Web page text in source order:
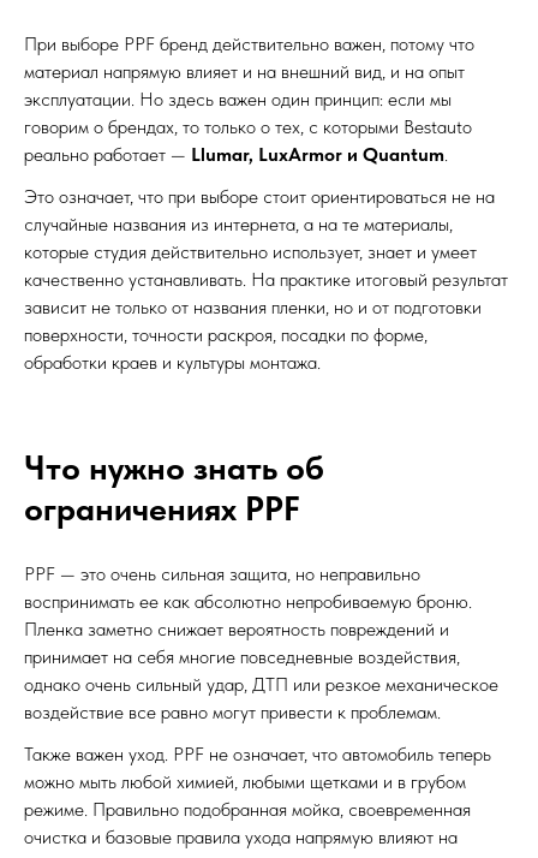
При выборе PPF бренд действительно важен, потому что
материал напрямую влияет и на внешний вид, и на опыт
эксплуатации. Но здесь важен один принцип: если мы
говорим о брендах, то только о тех, с которыми Bestauto
реально работает — Llumar, LuxArmor и Quantum
Это означает, что при выборе стоит ориентироваться не на
случайные названия из интернета, а на те материалы,
которые студия действительно использует, знает и умеет
качественно устанавливать. На практике итоговый результат
зависит не только от названия пленки, но и от подготовки
поверхности, точности раскроя, посадки по форме,
обработки краев и культуры монтажа.
Что нужно знать об
ограничениях PPF
PPF — это очень сильная защита, но неправильно
воспринимать ее как абсолютно непробиваемую броню.
Пленка заметно снижает вероятность повреждений и
принимает на себя многие повседневные воздействия,
однако очень сильный удар, ДТП или резкое механическое
воздействие все равно могут привести к проблемам.
Также важен уход. PPF не означает, что автомобиль теперь
можно мыть любой химией, любыми щетками и в грубом
режиме. Правильно подобранная мойка, своевременная
очистка и базовые правила ухода напрямую влияют на